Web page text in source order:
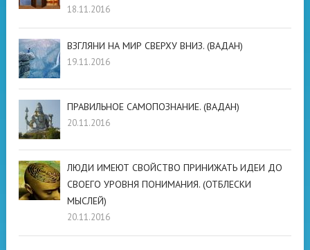
18.11.2016
ВЗГЛЯНИ НА МИР СВЕРХУ ВНИЗ. (ВАДАН)
19.11.2016
ПРАВИЛЬНОЕ САМОПОЗНАНИЕ. (ВАДАН)
20.11.2016
ЛЮДИ ИМЕЮТ СВОЙСТВО ПРИНИЖАТЬ ИДЕИ ДО
СВОЕГО УРОВНЯ ПОНИМАНИЯ. (ОТБЛЕСКИ
МЫСЛЕЙ)
20.11.2016